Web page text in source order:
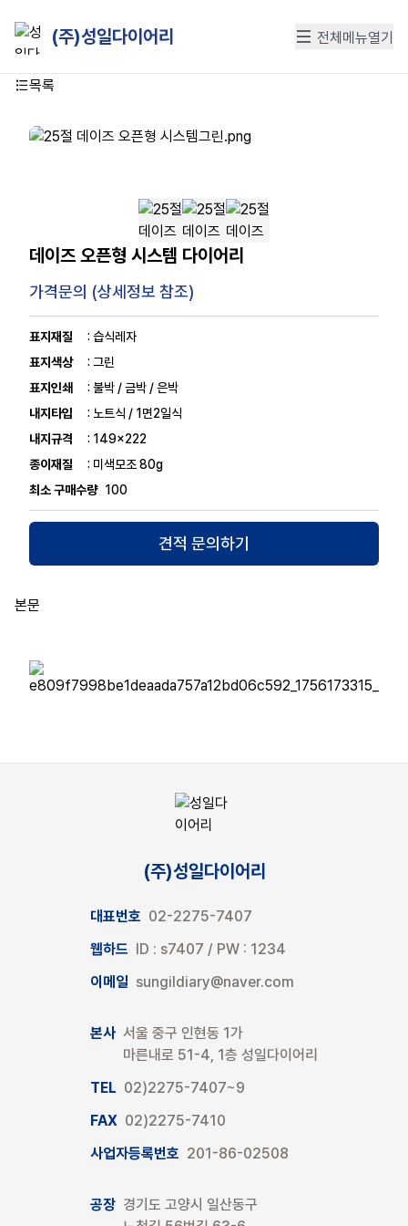
(주)성일다이어리 전체메뉴열기
목록
데이즈 오픈형 시스템 다이어리
가격문의 (상세정보 참조)
표지재질
: 습식레자
표지색상
: 그린
표지인쇄
: 불박 / 금박 / 은박
내지타입
: 노트식 / 1면2일식
내지규격
: 149x222
종이재질
: 미색모조 80g
최소 구매수량 100
견적 문의하기
본문
(주)성일다이어리
대표번호 02-2275-7407
웹하드 ID : s7407 / PW : 1234
이메일 sungildiary@naver.com
본사 서울 중구 인현동 1가
마른내로 51-4, 1층 성일다이어리
TEL 02)2275-7407~9
FAX 02)2275-7410
사업자등록번호 201-86-02508
공장 경기도 고양시 일산동구